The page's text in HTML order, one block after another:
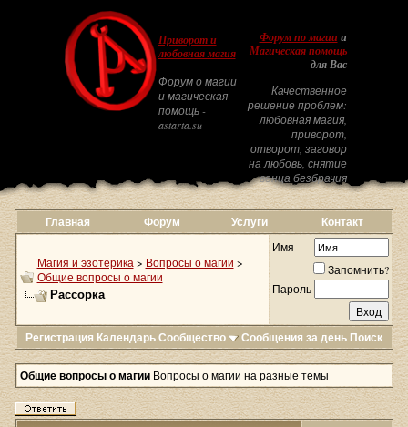
Приворот и
любовная магия
Форум о магии
и магическая
помощь -
astarta.su
Форум по магиии
Магическая помощь
для Вас
Качественное
решение проблем:
любовная магия,
приворот,
отворот, заговор
на любовь, снятие
венца безбрачия
Главная Форум Услуги Контакт
Магия и эзотерика > Вопросы о магии >
Общие вопросы о магии
Рассорка
Имя
Запомнить?
Пароль
Регистрация КалендарьСообщество Сообщения за день Поиск
Общие вопросы о магии Вопросы о магии на разные темы